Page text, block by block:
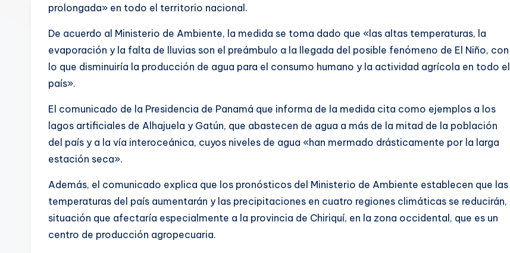
prolongada» en todo el territorio nacional.
De acuerdo al Ministerio de Ambiente, la medida se toma dado que «las altas temperaturas, la
evaporación y la falta de lluvias son el preámbulo a la llegada del posible fenómeno de El Niño, con
lo que disminuiría la producción de agua para el consumo humano y la actividad agrícola en todo el
país».
El comunicado de la Presidencia de Panamá que informa de la medida cita como ejemplos a los
lagos artificiales de Alhajuela y Gatún, que abastecen de agua a más de la mitad de la población
del país y a la vía interoceánica, cuyos niveles de agua «han mermado drásticamente por la larga
estación seca».
Además, el comunicado explica que los pronósticos del Ministerio de Ambiente establecen que las
temperaturas del país aumentarán y las precipitaciones en cuatro regiones climáticas se reducirán,
situación que afectaría especialmente a la provincia de Chiriquí, en la zona occidental, que es un
centro de producción agropecuaria.